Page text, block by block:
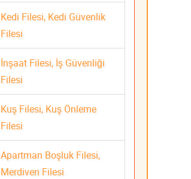
Kedi Filesi, Kedi Güvenlik
Filesi
İnşaat Filesi, İş Güvenliği
Filesi
Kuş Filesi, Kuş Önleme
Filesi
Apartman Boşluk Filesi,
Merdiven Filesi